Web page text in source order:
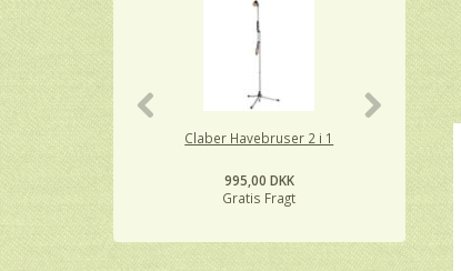
Claber Havebruser 2 i 1
995,00 DKK
Gratis Fragt